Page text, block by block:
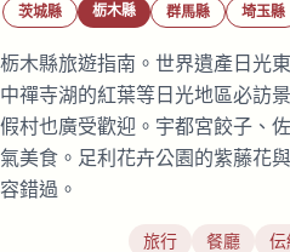
茨城縣 栃木縣 群馬縣 埼玉縣
栃木縣旅遊指南。世界遺產日光
中禪寺湖的紅葉等日光地區必訪
假村也廣受歡迎。宇都宮餃子、
氣美食。足利花卉公園的紫藤花
容錯過。
旅行 餐廳 伝